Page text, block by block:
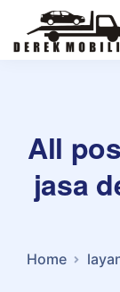
All
jasa
Home